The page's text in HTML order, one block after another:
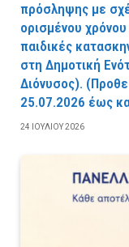
πρόσληψης με
ορισμένου
παιδικές
στη Δημοτική
Διόνυσος).
25.07.2026 έως
24 ΙΟΥΛΊΟΥ 2026